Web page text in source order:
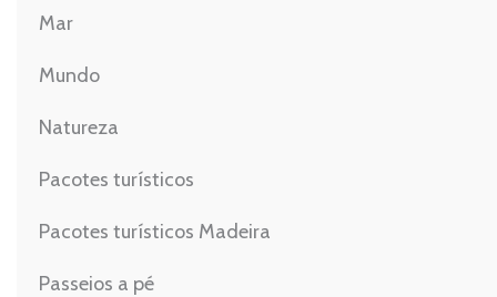
Mar
Mundo
Natureza
Pacotes turísticos
Pacotes turísticos Madeira
Passeios a pé